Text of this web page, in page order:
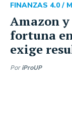
Amazon
fortuna
exige
FINANZAS 4.0 /
Por iProUP